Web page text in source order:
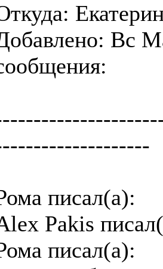
Вс
писал(а):
Pakis
писал(а):